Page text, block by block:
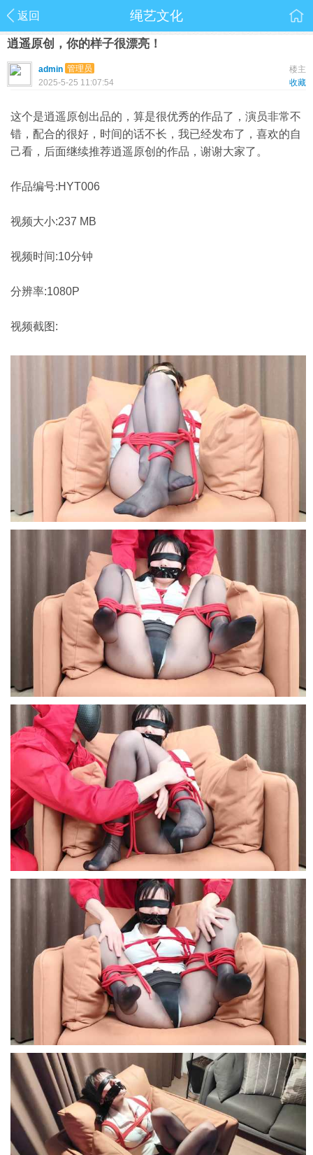
返回 绳艺文化
逍遥原创，你的样子很漂亮！
楼主
admin 管理员
收藏
2025-5-25 11:07:54
这个是逍遥原创出品的，算是很优秀的作品了，演员非常不
错，配合的很好，时间的话不长，我已经发布了，喜欢的自
己看，后面继续推荐逍遥原创的作品，谢谢大家了。
作品编号:HYT006
视频大小:237 MB
视频时间:10分钟
分辨率:1080P
视频截图: